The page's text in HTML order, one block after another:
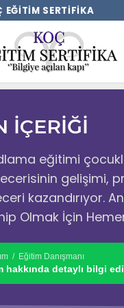
EĞITIM SERTIFIKA
İÇERİĞİ
eğitimi
gelişimi,
kazandırıyor.
Olmak İçin
/ Eğitim Danışmanı
hakkında detaylı bilgi